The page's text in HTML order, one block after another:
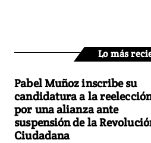
Lo más
Pabel Muñoz inscribe su
candidatura a la
por una alianza ante
suspensión de la
Ciudadana